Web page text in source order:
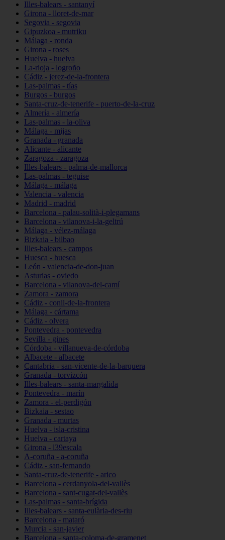
Illes-balears - santanyí
Girona - lloret-de-mar
Segovia - segovia
Gipuzkoa - mutriku
Málaga - ronda
Girona - roses
Huelva - huelva
La-rioja - logroño
Cádiz - jerez-de-la-frontera
Las-palmas - tías
Burgos - burgos
Santa-cruz-de-tenerife - puerto-de-la-cruz
Almería - almería
Las-palmas - la-oliva
Málaga - mijas
Granada - granada
Alicante - alicante
Zaragoza - zaragoza
Illes-balears - palma-de-mallorca
Las-palmas - teguise
Málaga - málaga
Valencia - valencia
Madrid - madrid
Barcelona - palau-solità-i-plegamans
Barcelona - vilanova-i-la-geltrú
Málaga - vélez-málaga
Bizkaia - bilbao
Illes-balears - campos
Huesca - huesca
León - valencia-de-don-juan
Asturias - oviedo
Barcelona - vilanova-del-camí
Zamora - zamora
Cádiz - conil-de-la-frontera
Málaga - cártama
Cádiz - olvera
Pontevedra - pontevedra
Sevilla - gines
Córdoba - villanueva-de-córdoba
Albacete - albacete
Cantabria - san-vicente-de-la-barquera
Granada - torvizcón
Illes-balears - santa-margalida
Pontevedra - marín
Zamora - el-perdigón
Bizkaia - sestao
Granada - murtas
Huelva - isla-cristina
Huelva - cartaya
Girona - l39escala
A-coruña - a-coruña
Cádiz - san-fernando
Santa-cruz-de-tenerife - arico
Barcelona - cerdanyola-del-vallès
Barcelona - sant-cugat-del-vallès
Las-palmas - santa-brígida
Illes-balears - santa-eulària-des-riu
Barcelona - mataró
Murcia - san-javier
Barcelona - santa-coloma-de-gramenet